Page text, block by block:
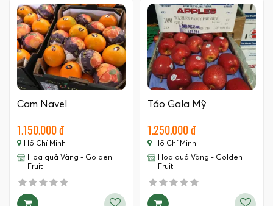
Cam Navel
1.150.000 đ
Hồ Chí Minh
Hoa quả Vàng - Golden
Fruit
Táo Gala Mỹ
1.250.000 đ
Hồ Chí Minh
Hoa quả Vàng - Golden
Fruit